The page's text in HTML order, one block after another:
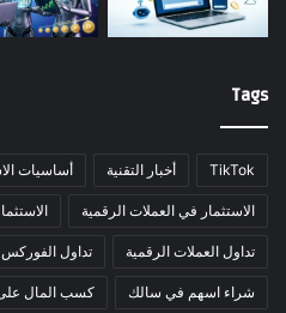
Tags
TikTok أخبار التقنية أساسيات
الاستثمار في العملات الرقمية
تداول العملات الرقمية تداول الفوركس
شراء اسهم في سالك كسب المال على